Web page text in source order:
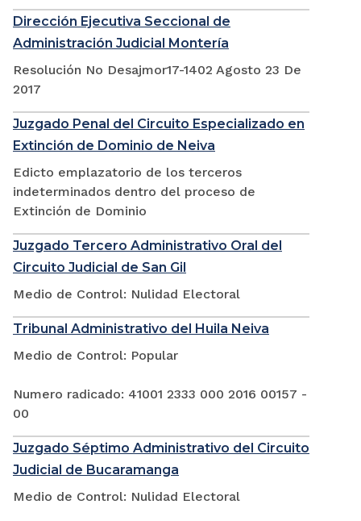
Dirección Ejecutiva Seccional de
Administración Judicial Montería
Resolución No Desajmor17-1402 Agosto 23 De
2017
Juzgado Penal del Circuito Especializado en
Extinción de Dominio de Neiva
Edicto emplazatorio de los terceros
indeterminados dentro del proceso de
Extinción de Dominio
Juzgado Tercero Administrativo Oral del
Circuito Judicial de San Gil
Medio de Control: Nulidad Electoral
Tribunal Administrativo del Huila Neiva
Medio de Control: Popular
Numero radicado: 41001 2333 000 2016 00157 -
00
Juzgado Séptimo Administrativo del Circuito
Judicial de Bucaramanga
Medio de Control: Nulidad Electoral